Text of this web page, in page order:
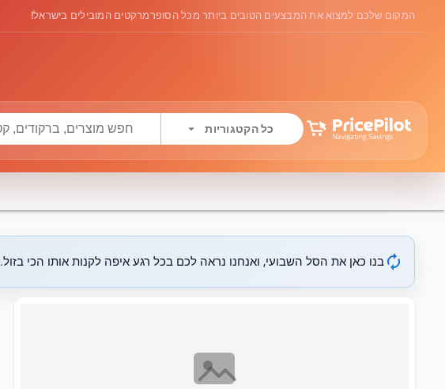
המקום שלכם למצוא את המבצעים הטובים ביותר מכל הסופרמרקטים המובילים בישראל!
כל הקטגוריות arrow_drop_down
autorenew בנו כאן את הסל השבועי, ואנחנו נראה לכם בכל רגע איפה לקנות אותו הכי בזול.